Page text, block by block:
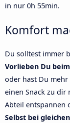
in nur 0h 55min.
Komfort
Du solltest immer
Vorlieben Du
oder hast Du mehr
einen Snack zu dir
Abteil entspannen
Selbst bei